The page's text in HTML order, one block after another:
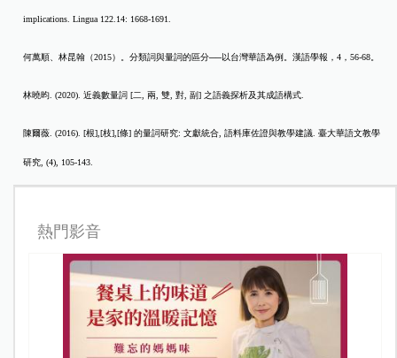
implications. Lingua 122.14: 1668-1691.​
何萬順、林昆翰（2015）。分類詞與量詞的區分──以台灣華語為例。漢語學報，4 ，56-68
林曉昀 . (2020).近義數量詞 [二 ,兩 ,雙 ,對 ,副] 之語義探析及其成語構式
陳爾薇 . (2016). [根],[枝],[條]的量詞研究:文獻統合 ,語料庫佐證與教學建議 .臺大華語文教學
研究 , (4), 105-143.​
熱門影音